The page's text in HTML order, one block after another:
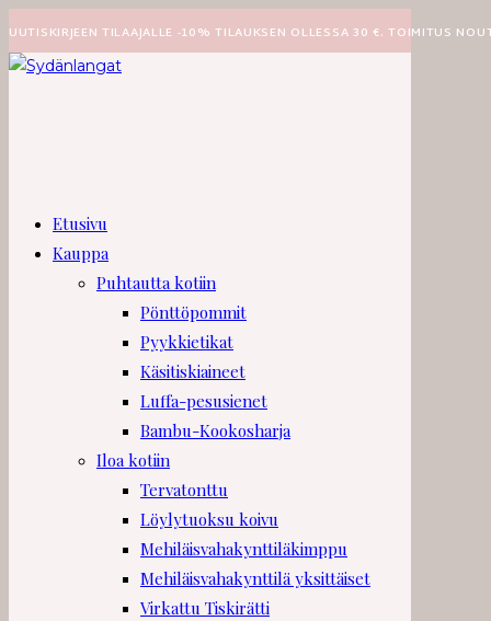
suoraan
sisältöön
UUTISKIRJEEN TILAAJALLE -10% TILAUKSEN OLLESSA 30 €. TOIMITUS
Etusivu
Kauppa
Puhtautta kotiin
Pönttöpommit
Pyykkietikat
Käsitiskiaineet
Luffa-pesusienet
Bambu-Kookosharja
Iloa kotiin
Tervatonttu
Löylytuoksu koivu
Mehiläisvahakynttiläkimppu
Mehiläisvahakynttilä yksittäiset
Virkattu Tiskirätti